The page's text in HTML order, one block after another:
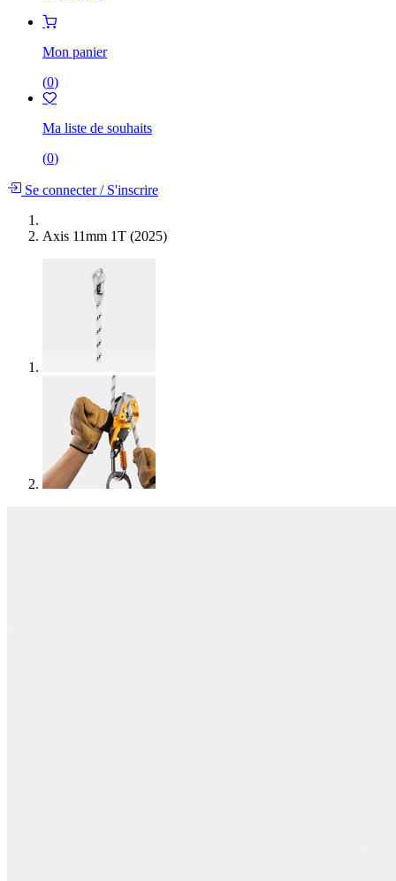
Mon panier
(0)
Ma liste de souhaits
(0)
Se connecter/S'inscrire
Axis 11mm 1T (2025)